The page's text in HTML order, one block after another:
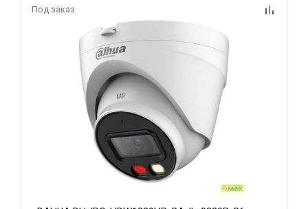
Под заказ